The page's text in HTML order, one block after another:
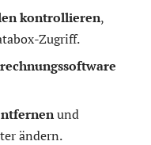
kontrollieren,
Zugriff.
und
ändern.